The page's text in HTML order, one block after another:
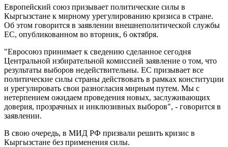
Европейский союз призывает политические силы в
Кыргызстане к мирному урегулированию кризиса в стране.
Об этом говорится в заявлении внешнеполитической службы
ЕС, опубликованном во вторник, 6 октября.
"Евросоюз принимает к сведению сделанное сегодня
Центральной избирательной комиссией заявление о том, что
результаты выборов недействительны. ЕС призывает все
политические силы страны действовать в рамках конституции
и урегулировать свои разногласия мирным путем. Мы с
нетерпением ожидаем проведения новых, заслуживающих
доверия, прозрачных и инклюзивных выборов", - говорится в
заявлении.
В свою очередь, в МИД РФ призвали решить кризис в
Кыргызстане без применения силы.